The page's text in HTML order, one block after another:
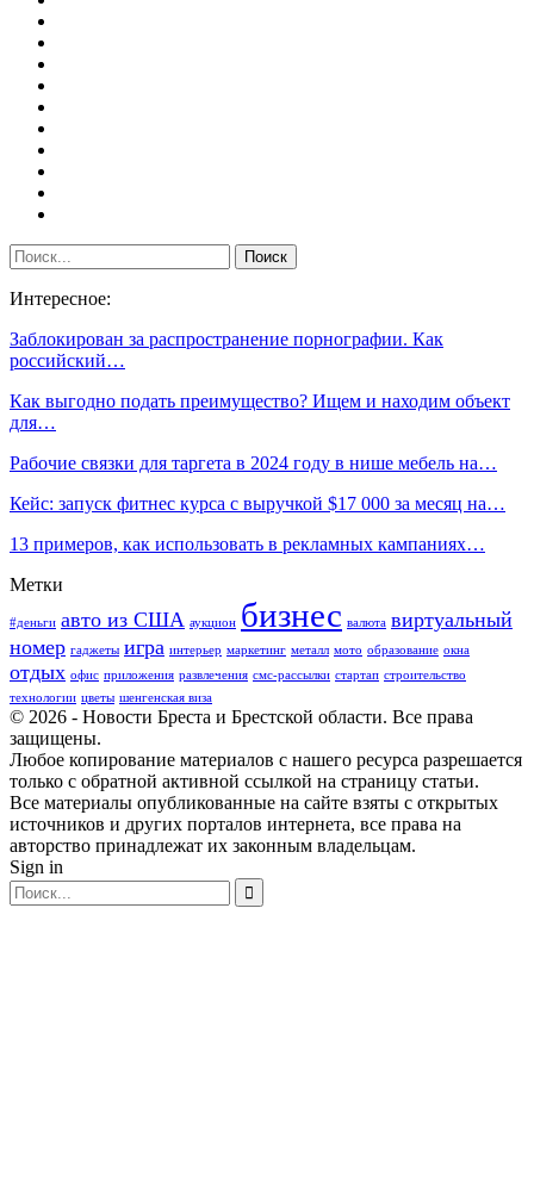
Интересное:
Заблокирован за распространение порнографии. Как
российский…
Как выгодно подать преимущество? Ищем и находим объект
для…
Рабочие связки для таргета в 2024 году в нише мебель на…
Кейс: запуск фитнес курса с выручкой $17 000 за месяц на…
13 примеров, как использовать в рекламных кампаниях…
Метки
#деньги авто из США аукцион бизнес валюта виртуальный
номер гаджеты игра интерьер маркетинг металл мото образование окна
отдых офис приложения развлечения смс-рассылки стартап строительство
технологии цветы шенгенская виза
© 2026 - Новости Бреста и Брестской области. Все права
защищены.
Любое копирование материалов с нашего ресурса разрешается
только с обратной активной ссылкой на страницу статьи.
Все материалы опубликованные на сайте взяты с открытых
источников и других порталов интернета, все права на
авторство принадлежат их законным владельцам.
Sign in